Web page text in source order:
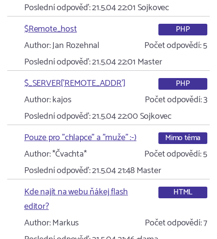
Poslední odpověď:21.5.04 22:01Sojkovec
$Remote_host
PHP
Author:Jan Rozehnal Počet odpovědí:5
Poslední odpověď:21.5.04 22:01 Master
$_SERVER['REMOTE_ADDR']
PHP
Author:kajos Počet odpovědí:3
Poslední odpověď:21.5.04 22:00Sojkovec
Pouze pro "chlapce" a "muže" :-)
Mimo téma
Author:*Čvachta* Počet odpovědí:5
Poslední odpověď:21.5.04 21:48Master
Kde najít na webu ňákej flash
editor?
HTML
Author:Markus Počet odpovědí:7